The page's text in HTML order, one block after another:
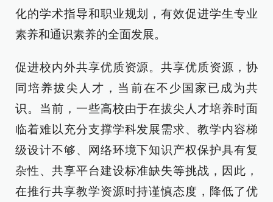
化的学术指导和职业规划，有效促进学生专业
素养和通识素养的全面发展。
促进校内外共享优质资源。共享优质资源，协
同培养拔尖人才，当前在不少国家已成为共
识。当前，一些高校由于在拔尖人才培养时面
临着难以充分支撑学科发展需求、教学内容梯
级设计不够、网络环境下知识产权保护具有复
杂性、共享平台建设标准缺失等挑战，因此，
在推行共享教学资源时持谨慎态度，降低了优